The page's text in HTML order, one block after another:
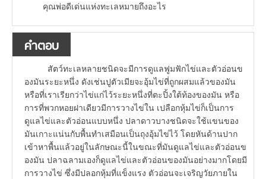
คุณพ่อดีเด่นแห่งทะเลหมายถึงอะไร
คำตอบ
สัตว์ทะเลหลายชนิดจะมีการดูแลฟูมฟักไข่และตัวอ่อนข
องมันระยะหนึ่ง ดังเช่นปูตัวเมียจะอุ้มไข่ที่ถูกผสมแล้วของมัน
หรือที่เราเรียกว่าไข่แก่ไว้ระยะหนึ่งที่ตะปิ้งใต้ท้องของมัน หรือ
การที่พวกหอยฝาเดียวมีการวางไข่ใน เปลือกหุ้มไข่ก็เป็นการ
ดูแลไข่และตัวอ่อนแบบหนึ่ง ปลาดาวบางชนิดจะใช้แขนของ
มันเกาะแน่นกับพื้นทำเสมือนเป็นถุงอุ้มไข่ไว้ โดยหันด้านปาก
เข้าหาพื้นแล้วอยู่ในลักษณะนี้ในขณะที่มันดูแลไข่และตัวอ่อนข
องมัน ปลาฉลามเองก็ดูแลไข่และตัวอ่อนของมันอย่างมากโดยมี
การวางไข่ ซึ่งมีปลอกหุ้มที่แข็งแรง ตัวอ่อนจะเจริญวัยภายใน